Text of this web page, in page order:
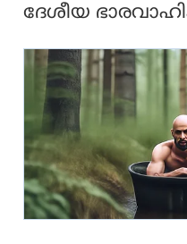
ദേശീയ